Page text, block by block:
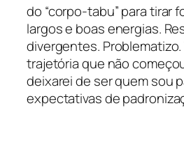
do “corpo-tabu” para tirar
largos e boas energias.
divergentes.
trajetória que não
deixarei de ser quem sou
expectativas de